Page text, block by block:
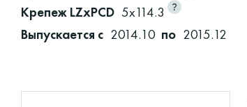
Крепеж LZxPCD 5x114.3
Выпускается с 2014.10 по 2015.12